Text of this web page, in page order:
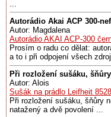
Autorádio Akai ACP 300-
Autor: Magdalena
Autorádio AKAI ACP-300
Prosím o radu co dělat:
a to i při odpojení všech
Při rozložení sušáku,
Autor: Alois
Sušák na prádlo Leifheit
Při rozložení sušáku, šňůry
natažený a dvě povolení ...